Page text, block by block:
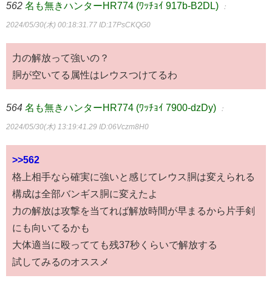
562 名も無きハンターHR774 (ﾜｯﾁｮｲ 917b-B2DL) ：
2024/05/30(木) 00:18:31.77 ID:17PsCKQG0
力の解放って強いの？
胴が空いてる属性はレウスつけてるわ
564 名も無きハンターHR774 (ﾜｯﾁｮｲ 7900-dzDy) ：
2024/05/30(木) 13:19:41.29 ID:06Vczm8H0
>>562
格上相手なら確実に強いと感じてレウス胴は変えられる
構成は全部バンギス胴に変えたよ
力の解放は攻撃を当てれば解放時間が早まるから片手剣
にも向いてるかも
大体適当に殴ってても残37秒くらいで解放する
試してみるのオススメ